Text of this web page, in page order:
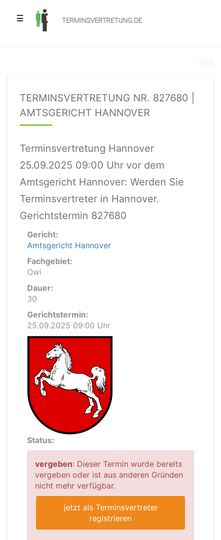
☰
TERMINSVERTRETUNG NR. 827680 |
AMTSGERICHT HANNOVER
Terminsvertretung Hannover
25.09.2025 09:00 Uhr vor dem
Amtsgericht Hannover: Werden Sie
Terminsvertreter in Hannover.
Gerichtstermin 827680
Gericht:
Amtsgericht Hannover
Fachgebiet:
Owi
Dauer:
30
Gerichtstermin:
25.09.2025 09:00 Uhr
Status:
vergeben: Dieser Termin wurde bereits
vergeben oder ist aus anderen Gründen
nicht mehr verfügbar.
jetzt als Terminsvertreter
registrieren